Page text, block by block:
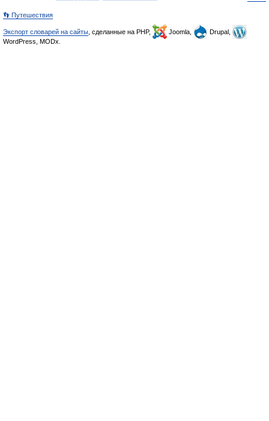
👣 Путешествия
Экспорт словарей на сайты , сделанные на PHP, Joomla,
Drupal,
WordPress, MODx.